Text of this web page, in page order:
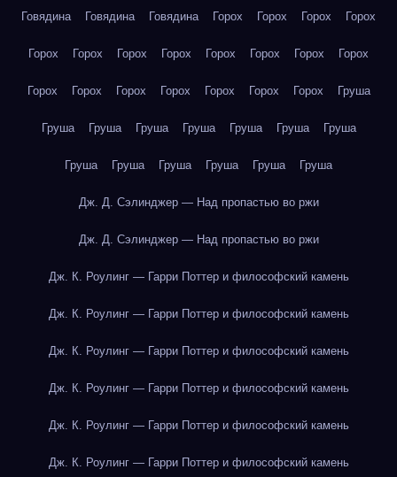
Говядина Говядина Говядина Горох Горох Горох Горох
Горох Горох Горох Горох Горох Горох Горох Горох
Горох Горох Горох Горох Горох Горох Горох Груша
Груша Груша Груша Груша Груша Груша Груша
Груша Груша Груша Груша Груша Груша
Дж. Д. Сэлинджер — Над пропастью во ржи
Дж. Д. Сэлинджер — Над пропастью во ржи
Дж. К. Роулинг — Гарри Поттер и философский камень
Дж. К. Роулинг — Гарри Поттер и философский камень
Дж. К. Роулинг — Гарри Поттер и философский камень
Дж. К. Роулинг — Гарри Поттер и философский камень
Дж. К. Роулинг — Гарри Поттер и философский камень
Дж. К. Роулинг — Гарри Поттер и философский камень